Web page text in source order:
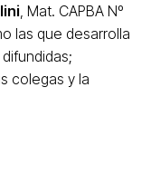
, Mat. CAPBA Nº
las que desarrolla
colegas y la